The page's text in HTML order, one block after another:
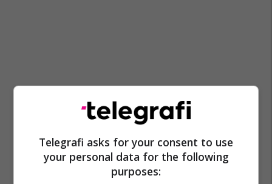
Policia E Kosovës Veriu I Kosovës
Gazmend Hoxha
Dronët
Telegrafi asks for your consent to use
your personal data for the following
purposes: